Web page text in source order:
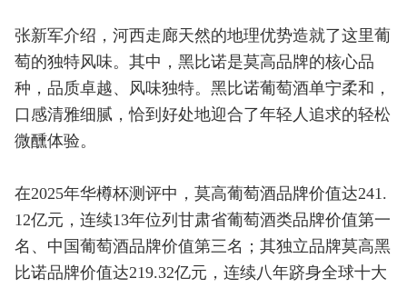
张新军介绍，河西走廊天然的地理优势造就了这里葡
萄的独特风味。其中，黑比诺是莫高品牌的核心品
种，品质卓越、风味独特。黑比诺葡萄酒单宁柔和，
口感清雅细腻，恰到好处地迎合了年轻人追求的轻松
微醺体验。
在2025年华樽杯测评中，莫高葡萄酒品牌价值达241.
12亿元，连续13年位列甘肃省葡萄酒类品牌价值第一
名、中国葡萄酒品牌价值第三名；其独立品牌莫高黑
比诺品牌价值达219.32亿元，连续八年跻身全球十大